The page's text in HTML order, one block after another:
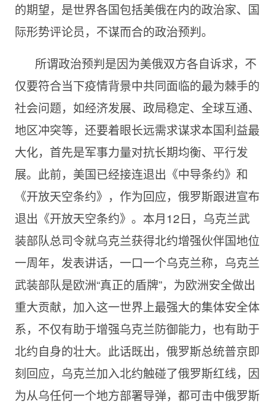
的期望，是世界各国包括美俄在内的政治家、国
际形势评论员，不谋而合的政治预判。
所谓政治预判是因为美俄双方各自诉求，不
仅要符合当下疫情背景中共同面临的最为棘手的
社会问题，如经济发展、政局稳定、全球互通、
地区冲突等，还要着眼长远需求谋求本国利益最
大化，首先是军事力量对抗长期均衡、平行发
展。此前，美国已经接连退出《中导条约》和
《开放天空条约》，作为回应，俄罗斯跟进宣布
退出《开放天空条约》。本月12日，乌克兰武
装部队总司令就乌克兰获得北约增强伙伴国地位
一周年，发表讲话，一口一个乌克兰称，乌克兰
武装部队是欧洲“真正的盾牌”，为欧洲安全做出
重大贡献，加入这一世界上最强大的集体安全体
系，不仅有助于增强乌克兰防御能力，也有助于
北约自身的壮大。此话既出，俄罗斯总统普京即
刻回应，乌克兰加入北约触碰了俄罗斯红线，因
为从乌任何一个地方部署导弹，都可击中俄罗斯